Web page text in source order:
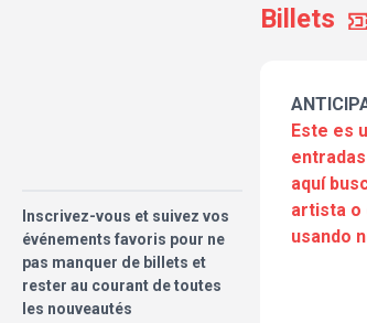
Inscrivez-vous et suivez vos
événements favoris pour ne
pas manquer de billets et
rester au courant de toutes
les nouveautés
Billets
Este es
aquí
artista o
usando